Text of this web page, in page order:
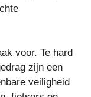
voor. Te hard
zijn een
veiligheid